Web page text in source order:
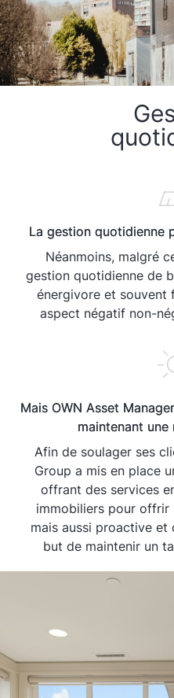
La gestion quotidienne
Néanmoins, malgré
gestion quotidienne de
énergivore et souvent
aspect négatif non-
Mais OWN Asset
maintenant
Afin de soulager ses
Group a mis en place
offrant des services
immobiliers pour offrir
mais aussi proactive et
but de maintenir un